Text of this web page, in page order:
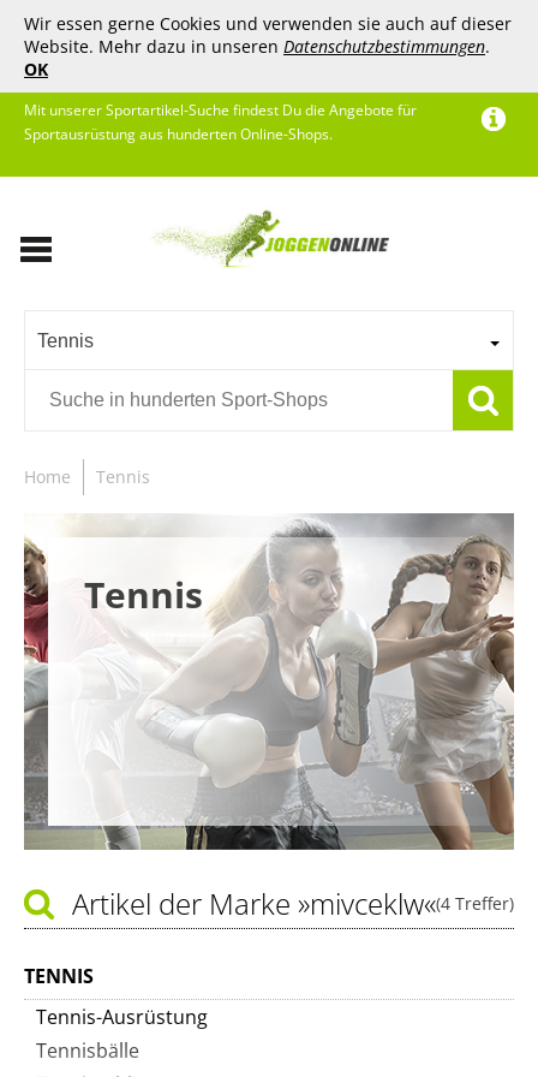
Wir essen gerne Cookies und verwenden sie auch auf dieser
Website. Mehr dazu in unseren Datenschutzbestimmungen.
OK
Mit unserer Sportartikel-Suche findest Du die Angebote für
Sportausrüstung aus hunderten Online-Shops.
Tennis
Home Tennis
Tennis
(4 Treffer)
Artikel der Marke »mivceklw«
TENNIS
Tennis-Ausrüstung
Tennisbälle